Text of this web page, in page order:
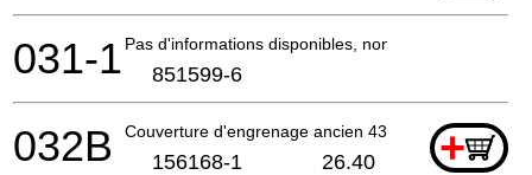
Pas d'informations disponibles, non commandable
031-1 851599-6
Couverture d'engrenage ancien 4300B * +
032B 156168-1 26.40